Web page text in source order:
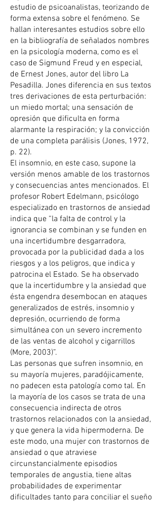
estudio de psicoanalistas, teorizando de
forma extensa sobre el fenómeno. Se
hallan interesantes estudios sobre ello
en la bibliografía de señalados nombres
en la psicología moderna, como es el
caso de Sigmund Freud y en especial,
de Ernest Jones, autor del libro La
Pesadilla. Jones diferencia en sus textos
tres derivaciones de esta perturbación:
un miedo mortal; una sensación de
opresión que dificulta en forma
alarmante la respiración; y la convicción
de una completa parálisis (Jones, 1972,
p. 22).
El insomnio, en este caso, supone la
versión menos amable de los trastornos
y consecuencias antes mencionados. El
profesor Robert Edelmann, psicólogo
especializado en trastornos de ansiedad
indica que “la falta de control y la
ignorancia se combinan y se funden en
una incertidumbre desgarradora,
provocada por la publicidad dada a los
riesgos y a los peligros, que indica y
patrocina el Estado. Se ha observado
que la incertidumbre y la ansiedad que
ésta engendra desembocan en ataques
generalizados de estrés, insomnio y
depresión, ocurriendo de forma
simultánea con un severo incremento
de las ventas de alcohol y cigarrillos
(More, 2003)”.
Las personas que sufren insomnio, en
su mayoría mujeres, paradójicamente,
no padecen esta patología como tal. En
la mayoría de los casos se trata de una
consecuencia indirecta de otros
trastornos relacionados con la ansiedad,
y que genera la vida hipermoderna. De
este modo, una mujer con trastornos de
ansiedad o que atraviese
circunstancialmente episodios
temporales de angustia, tiene altas
probabilidades de experimentar
dificultades tanto para conciliar el sueño